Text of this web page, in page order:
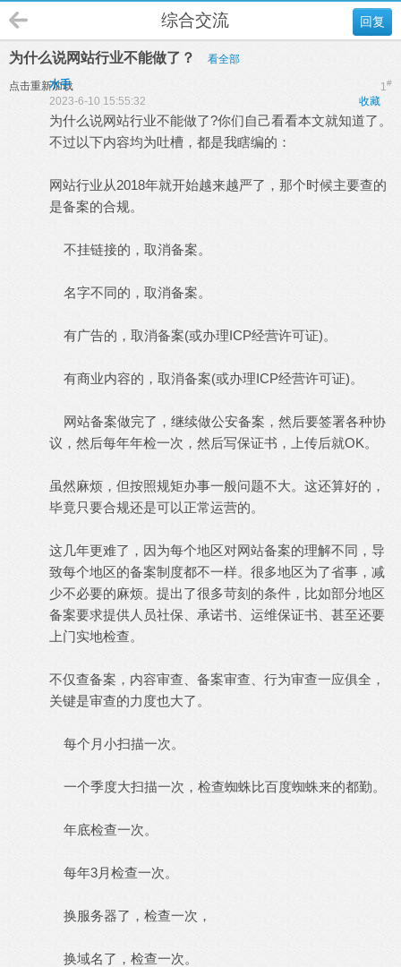
回复
综合交流
为什么说网站行业不能做了？ 看全部
点击重新加载 1#
水手
收藏
2023-6-10 15:55:32
为什么说网站行业不能做了?你们自己看看本文就知道了。
不过以下内容均为吐槽，都是我瞎编的：
网站行业从2018年就开始越来越严了，那个时候主要查的
是备案的合规。
不挂链接的，取消备案。
名字不同的，取消备案。
有广告的，取消备案(或办理ICP经营许可证)。
有商业内容的，取消备案(或办理ICP经营许可证)。
网站备案做完了，继续做公安备案，然后要签署各种协
议，然后每年年检一次，然后写保证书，上传后就OK。
虽然麻烦，但按照规矩办事一般问题不大。这还算好的，
毕竟只要合规还是可以正常运营的。
这几年更难了，因为每个地区对网站备案的理解不同，导
致每个地区的备案制度都不一样。很多地区为了省事，减
少不必要的麻烦。提出了很多苛刻的条件，比如部分地区
备案要求提供人员社保、承诺书、运维保证书、甚至还要
上门实地检查。
不仅查备案，内容审查、备案审查、行为审查一应俱全，
关键是审查的力度也大了。
每个月小扫描一次。
一个季度大扫描一次，检查蜘蛛比百度蜘蛛来的都勤。
年底检查一次。
每年3月检查一次。
换服务器了，检查一次，
换域名了，检查一次。